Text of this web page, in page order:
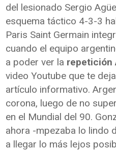
del lesionado Sergio
esquema táctico 4-3-3
Paris Saint Germain
cuando el equipo
a poder ver la repetición
video Youtube que te
artículo informativo.
corona, luego de no
en el Mundial del 90.
ahora -mpezaba lo lindo
a llegar lo más lejos